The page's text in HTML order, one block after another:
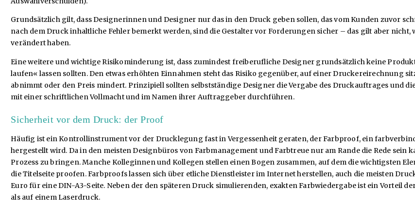
Grundsätzlich gilt, dass Designerinnen und Designer nur das in den Druck geben sollen, das vom Kunden zuvor
nach dem Druck inhaltliche Fehler bemerkt werden, sind die Gestalter vor Forderungen sicher – das gilt aber
verändert haben.
Eine weitere und wichtige Risikominderung ist, dass zumindest freiberufliche Designer grundsätzlich keine
laufen« lassen sollten. Den etwas erhöhten Einnahmen steht das Risiko gegenüber, auf einer Druckereirechnung
abnimmt oder den Preis mindert. Prinzipiell sollten selbstständige Designer die Vergabe des Druckauftrages und
mit einer schriftlichen Vollmacht und im Namen ihrer Auftraggeber durchführen.
Sicherheit vor dem Druck: der Proof
Häufig ist ein Kontrollinstrument vor der Drucklegung fast in Vergessenheit geraten, der Farbproof, ein
hergestellt wird. Da in den meisten Designbüros von Farbmanagement und Farbtreue nur am Rande die Rede sein
Prozess zu bringen. Manche Kolleginnen und Kollegen stellen einen Bogen zusammen, auf dem die wichtigsten
die Titelseite proofen. Farbproofs lassen sich über etliche Dienstleister im Internet herstellen, auch die meisten
Euro für eine DIN-A3-Seite. Neben der den späteren Druck simulierenden, exakten Farbwiedergabe ist ein Vorteil
als auf einem Laserdruck.